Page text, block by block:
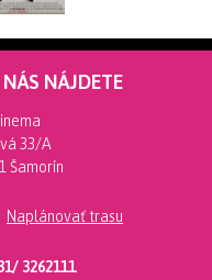
NÁS NÁJDETE
33/A
Šamorín
Naplánovať trasu
3262111